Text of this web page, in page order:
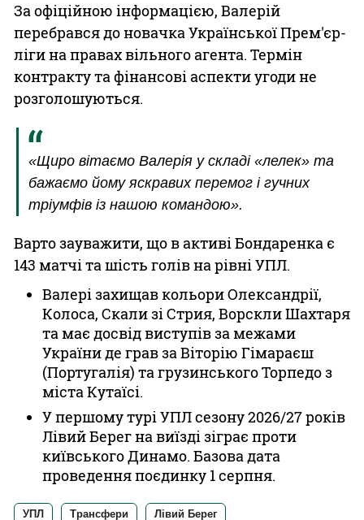
За офіційною інформацією, Валерій
перебрався до новачка Української Прем'єр-
ліги на правах вільного агента. Термін
контракту та фінансові аспекти угоди не
розголошуються.
«Щиро вітаємо Валерія у складі «лелек» та
бажаємо йому яскравих перемог і гучних
тріумфів із нашою командою».
Варто зауважити, що в активі Бондаренка є
143 матчі та шість голів на рівні УПЛ.
Валері захищав кольори Олександрії,
Колоса, Скали зі Стрия, Ворскли Шахтаря
та має досвід виступів за межами
України де грав за Віторію Гімараєш
(Португалія) та грузинського Торпедо з
міста Кутаїсі.
У першому турі УПЛ сезону 2026/27 років
Лівий Берег на виїзді зіграє проти
київського Динамо. Базова дата
проведення поєдинку 1 серпня.
УПЛ Трансфери Лівий Берег